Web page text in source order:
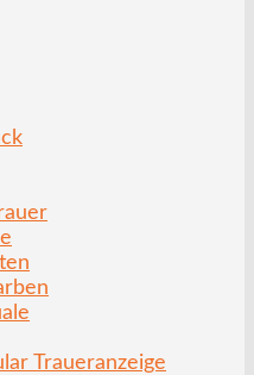
Traueranzeige